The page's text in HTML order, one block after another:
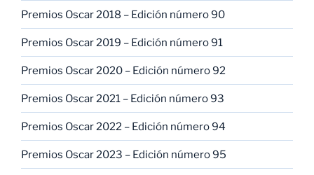
Premios Oscar 2018 – Edición número 90
Premios Oscar 2019 – Edición número 91
Premios Oscar 2020 – Edición número 92
Premios Oscar 2021 – Edición número 93
Premios Oscar 2022 – Edición número 94
Premios Oscar 2023 – Edición número 95